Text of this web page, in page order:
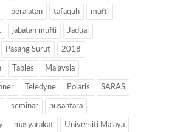
peralatan tafaquh mufti
jabatan mufti Jadual
Pasang Surut 2018
Tables Malaysia
Teledyne Polaris SARAS
seminar nusantara
masyarakat Universiti Malaya